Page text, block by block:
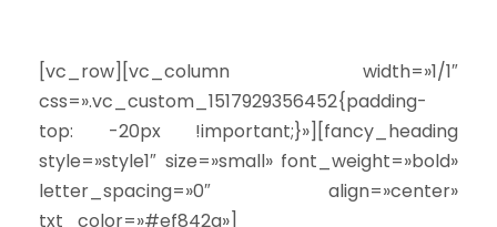
[vc_row][vc_column width=»1/1″
css=».vc_custom_1517929356452{padding-
top: -20px !important;}»][fancy_heading
style=»style1″ size=»small» font_weight=»bold»
letter_spacing=»0″ align=»center»
txt_color=»#ef842a»]